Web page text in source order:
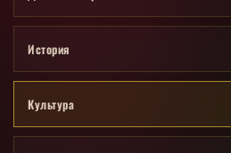
История
Культура